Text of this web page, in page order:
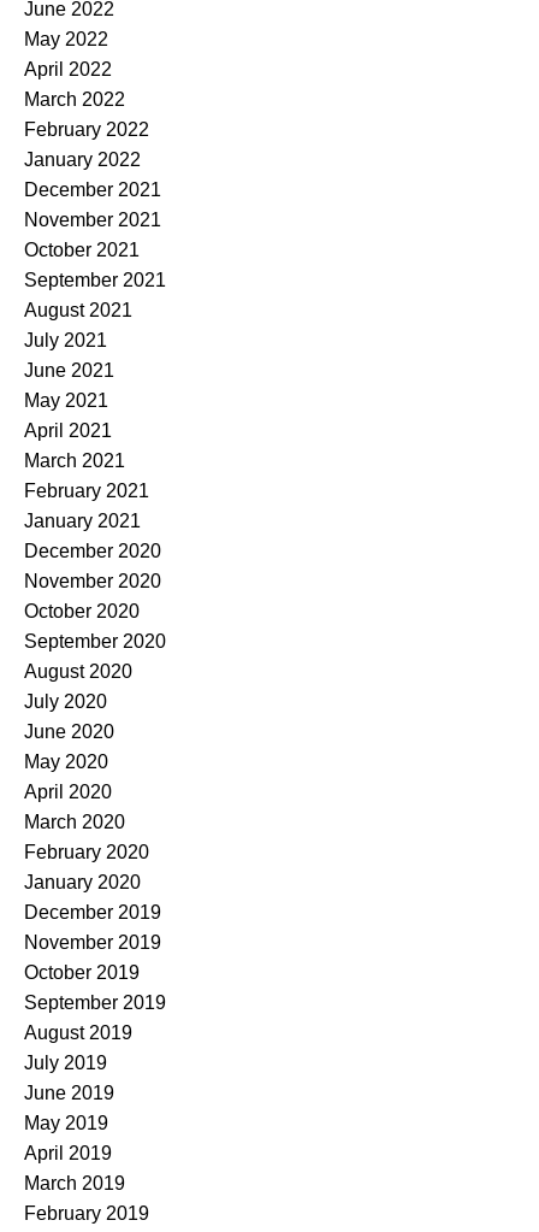
June 2022
May 2022
April 2022
March 2022
February 2022
January 2022
December 2021
November 2021
October 2021
September 2021
August 2021
July 2021
June 2021
May 2021
April 2021
March 2021
February 2021
January 2021
December 2020
November 2020
October 2020
September 2020
August 2020
July 2020
June 2020
May 2020
April 2020
March 2020
February 2020
January 2020
December 2019
November 2019
October 2019
September 2019
August 2019
July 2019
June 2019
May 2019
April 2019
March 2019
February 2019